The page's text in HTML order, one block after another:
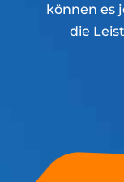
können es
die